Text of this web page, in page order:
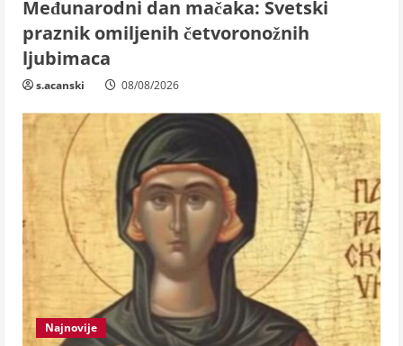
Međunarodni dan mačaka: Svetski
praznik omiljenih četvoronožnih
ljubimaca
s.acanski 08/08/2026
Najnovije